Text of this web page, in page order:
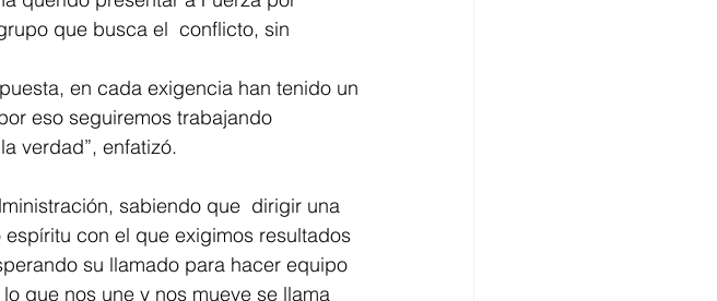
que busca el  conflicto, sin
en cada exigencia han tenido un
eso seguiremos trabajando
verdad”, enfatizó.
sabiendo que  dirigir una
con el que exigimos resultados
su llamado para hacer equipo
que nos une y nos mueve se llama